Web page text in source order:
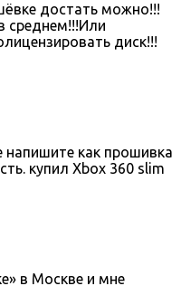
достать можно!!!
среднем!!!Или
диск!!!
как прошивка
купил Xbox 360 slim
в Москве и мне